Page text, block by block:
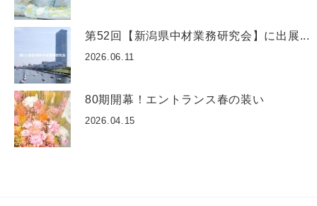
第52回【新潟県中材業務研究会】に出展...
2026.06.11
80期開幕！エントランス春の装い
2026.04.15